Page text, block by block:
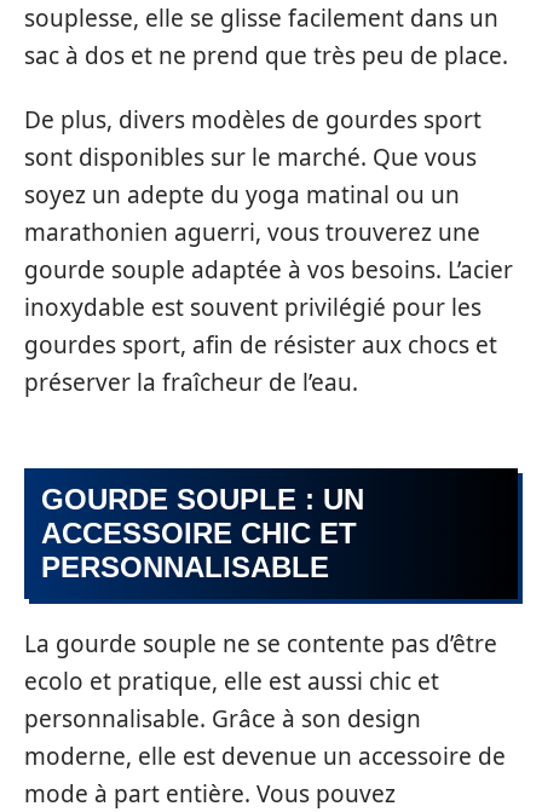
souplesse, elle se glisse facilement dans un
sac à dos et ne prend que très peu de place.
De plus, divers modèles de gourdes sport
sont disponibles sur le marché. Que vous
soyez un adepte du yoga matinal ou un
marathonien aguerri, vous trouverez une
gourde souple adaptée à vos besoins. L’acier
inoxydable est souvent privilégié pour les
gourdes sport, afin de résister aux chocs et
préserver la fraîcheur de l’eau.
GOURDE SOUPLE : UN
ACCESSOIRE CHIC ET
PERSONNALISABLE
La gourde souple ne se contente pas d’être
ecolo et pratique, elle est aussi chic et
personnalisable. Grâce à son design
moderne, elle est devenue un accessoire de
mode à part entière. Vous pouvez